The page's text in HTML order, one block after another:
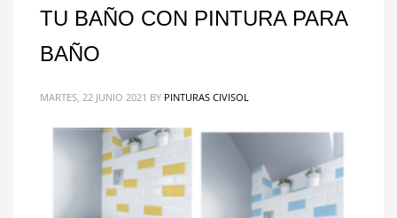
TU BAÑO CON PINTURA PARA
BAÑO
MARTES, 22 JUNIO 2021 BY PINTURAS CIVISOL